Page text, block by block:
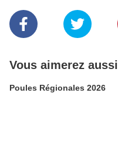
Vous aimerez aussi
Poules Régionales 2026